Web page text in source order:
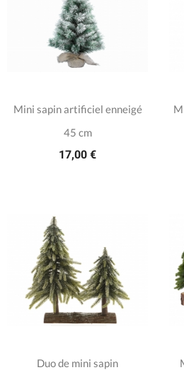
Mini sapin artificiel enneigé
45 cm
17,00 €
Duo de mini sapin